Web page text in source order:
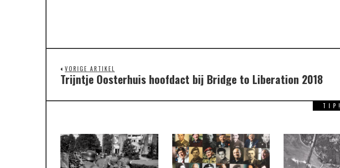
VORIGE ARTIKEL
Previous
Trijntje Oosterhuis hoofdact bij Bridge to Liberation 2018
TIP!